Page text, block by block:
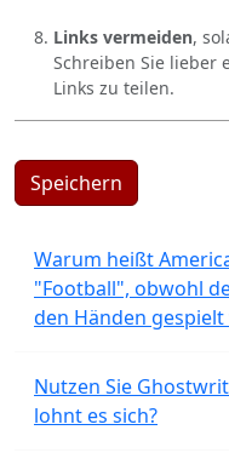
Links vermeiden,
Schreiben Sie lieber
Links zu teilen.
Speichern
Warum heißt
"Football", obwohl
den Händen
Nutzen Sie
lohnt es sich?